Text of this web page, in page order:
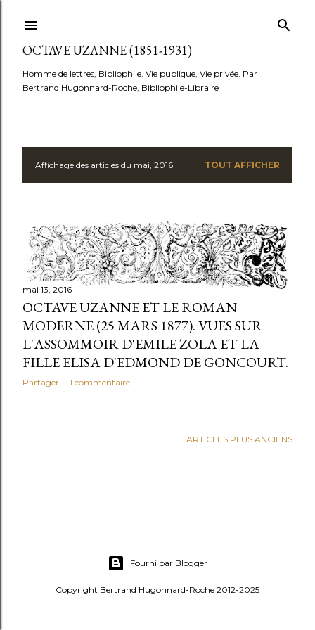
OCTAVE UZANNE (1851-1931)
Homme de lettres, Bibliophile. Vie publique, Vie privée. Par
Bertrand Hugonnard-Roche, Bibliophile-Libraire
A
c
l
e
s
Affichage des articles du mai, 2016 TOUT AFFICHER
mai 13, 2016
OCTAVE UZANNE ET LE ROMAN
MODERNE (25 MARS 1877). VUES SUR
L'ASSOMMOIR D'EMILE ZOLA ET LA
FILLE ELISA D'EDMOND DE GONCOURT.
Partager 1 commentaire
ARTICLES PLUS ANCIENS
Fourni par Blogger
Copyright Bertrand Hugonnard-Roche 2012-2025